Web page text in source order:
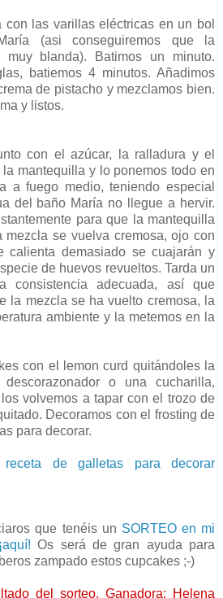
con las varillas eléctricas en un bol
(asi conseguiremos que la
muy blanda). Batimos un minuto.
batiemos 4 minutos. Añadimos
de pistacho y mezclamos bien.
y listos.
con el azúcar, la ralladura y el
mantequilla y lo ponemos todo en
a fuego medio, teniendo especial
del baño María no llegue a hervir.
para que la mantequilla
se vuelva cremosa, ojo con
calienta demasiado se cuajarán y
de huevos revueltos. Tarda un
consistencia adecuada, así que
la mezcla se ha vuelto cremosa, la
ambiente y la metemos en la
con el lemon curd quitándoles la
o una cucharilla,
volvemos a tapar con el trozo de
Decoramos con el frosting de
para decorar.
receta de galletas para decorar
que tenéis un SORTEO en mi
Os será de gran ayuda para
zampado estos cupcakes ;-)
del sorteo, Ganadora: Helena